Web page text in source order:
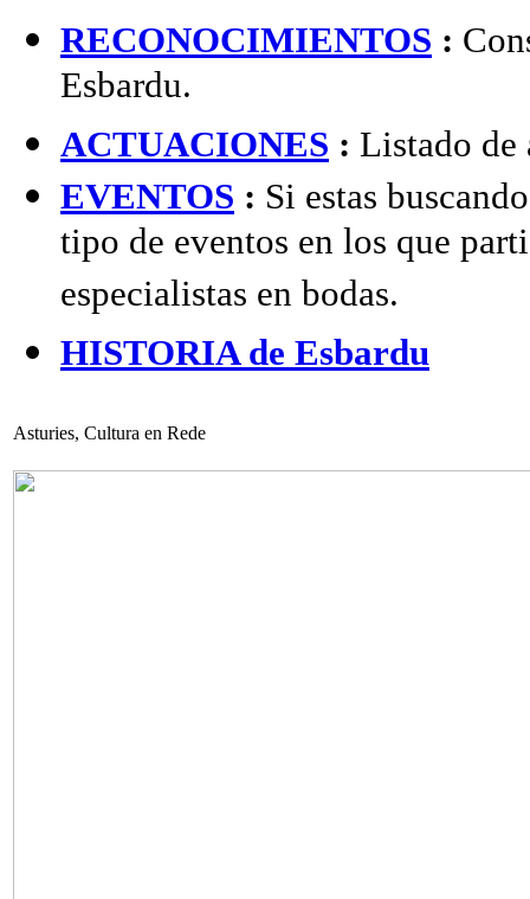
RECONOCIMIENTOS :
Esbardu.
ACTUACIONES : Listado de
EVENTOS : Si estas
tipo de eventos en los que
especialistas en bodas.
HISTORIA de Esbardu
Asturies, Cultura en Rede